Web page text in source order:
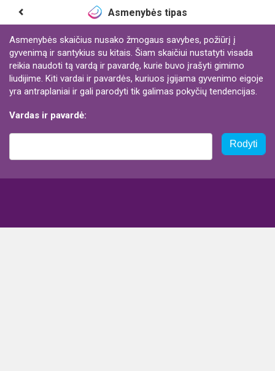
Asmenybės tipas
Asmenybės skaičius nusako žmogaus savybes, požiūrį į
gyvenimą ir santykius su kitais. Šiam skaičiui nustatyti visada
reikia naudoti tą vardą ir pavardę, kurie buvo įrašyti gimimo
liudijime. Kiti vardai ir pavardės, kuriuos įgijama gyvenimo eigoje
yra antraplaniai ir gali parodyti tik galimas pokyčių tendencijas.
Vardas ir pavardė:
Rodyti